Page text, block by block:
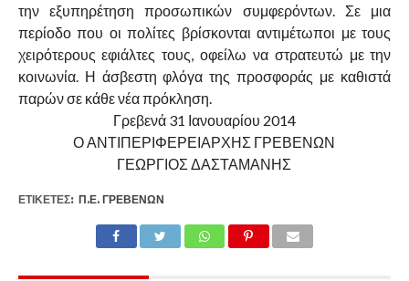
την εξυπηρέτηση προσωπικών συμφερόντων. Σε μια
περίοδο που οι πολίτες βρίσκονται αντιμέτωποι με τους
χειρότερους εφιάλτες τους, οφείλω να στρατευτώ με την
κοινωνία. Η άσβεστη φλόγα της προσφοράς με καθιστά
παρών σε κάθε νέα πρόκληση.
Γρεβενά 31 Ιανουαρίου 2014
Ο ΑΝΤΙΠΕΡΙΦΕΡΕΙΑΡΧΗΣ ΓΡΕΒΕΝΩΝ
ΓΕΩΡΓΙΟΣ ΔΑΣΤΑΜΑΝΗΣ
ΕΤΙΚΕΤΕΣ: Π.Ε. ΓΡΕΒΕΝΏΝ